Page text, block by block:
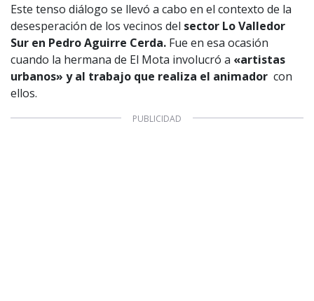
Este tenso diálogo se llevó a cabo en el contexto de la
desesperación de los vecinos del sector Lo Valledor
Sur en Pedro Aguirre Cerda. Fue en esa ocasión
cuando la hermana de El Mota involucró a «artistas
urbanos» y al trabajo que realiza el animador con
ellos.